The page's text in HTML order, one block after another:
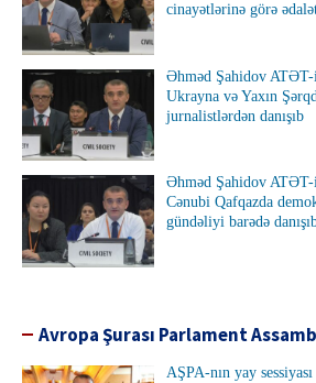
cinayətlərinə görə
Əhməd Şahidov ATƏT-
Ukrayna və Yaxın
jurnalistlərdən danışıb
Əhməd Şahidov ATƏT-
Cənubi Qafqazda
gündəliyi barədə
Avropa Şurası Parlament
AŞPA-nın yay